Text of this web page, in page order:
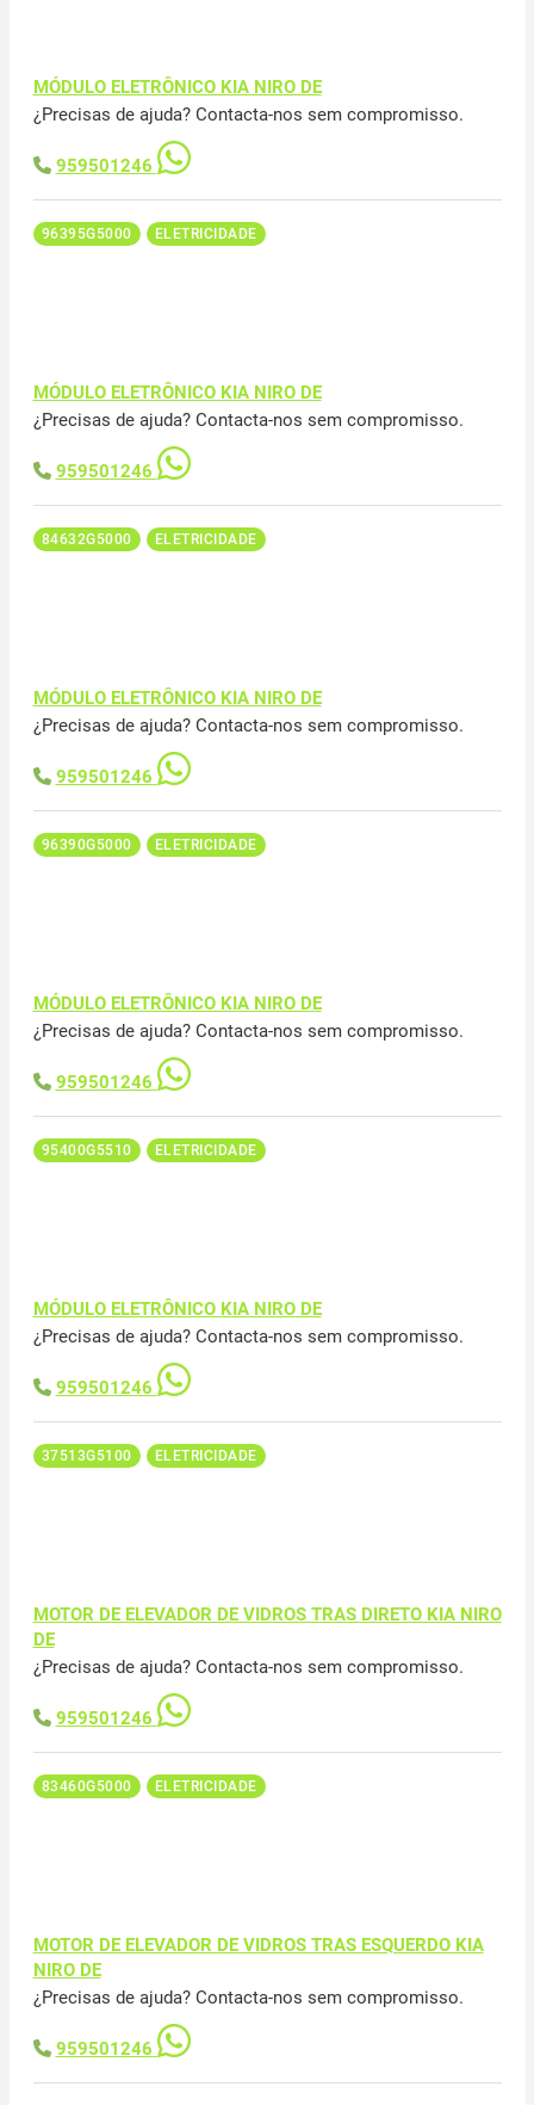
MÓDULO ELETRÔNICO KIA NIRO DE
¿Precisas de ajuda? Contacta-nos sem compromisso.
959501246
96395G5000 ELETRICIDADE
MÓDULO ELETRÔNICO KIA NIRO DE
¿Precisas de ajuda? Contacta-nos sem compromisso.
959501246
84632G5000 ELETRICIDADE
MÓDULO ELETRÔNICO KIA NIRO DE
¿Precisas de ajuda? Contacta-nos sem compromisso.
959501246
96390G5000 ELETRICIDADE
MÓDULO ELETRÔNICO KIA NIRO DE
¿Precisas de ajuda? Contacta-nos sem compromisso.
959501246
95400G5510 ELETRICIDADE
MÓDULO ELETRÔNICO KIA NIRO DE
¿Precisas de ajuda? Contacta-nos sem compromisso.
959501246
37513G5100 ELETRICIDADE
MOTOR DE ELEVADOR DE VIDROS TRAS DIRETO KIA NIRO
DE
¿Precisas de ajuda? Contacta-nos sem compromisso.
959501246
83460G5000 ELETRICIDADE
MOTOR DE ELEVADOR DE VIDROS TRAS ESQUERDO KIA
NIRO DE
¿Precisas de ajuda? Contacta-nos sem compromisso.
959501246